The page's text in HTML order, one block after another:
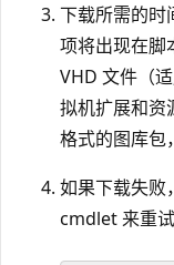
下载所需的时
项将出现在脚
VHD 文件（
拟机扩展和资
格式的图库包
如果下载失败
cmdlet 来重试